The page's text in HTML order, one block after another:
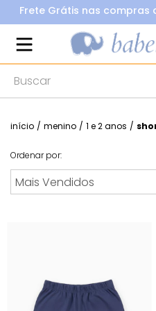
Grátis nas compras
início / menino / 1 e 2 anos /
Ordenar por: